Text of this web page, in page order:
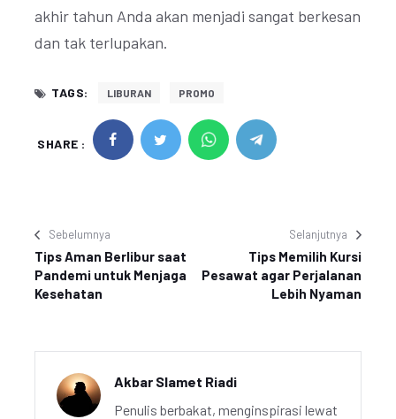
akhir tahun Anda akan menjadi sangat berkesan
dan tak terlupakan.
TAGS: LIBURAN PROMO
SHARE :
Sebelumnya
Tips Aman Berlibur saat
Pandemi untuk Menjaga
Kesehatan
Selanjutnya
Tips Memilih Kursi
Pesawat agar Perjalanan
Lebih Nyaman
Akbar Slamet Riadi
Penulis berbakat, menginspirasi lewat